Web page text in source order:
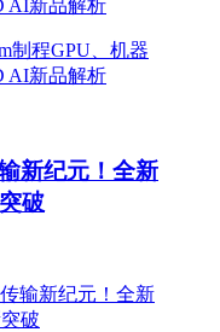
新纪元！全新
破